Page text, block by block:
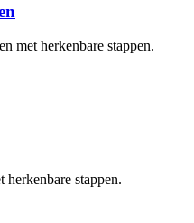
met herkenbare stappen.
herkenbare stappen.